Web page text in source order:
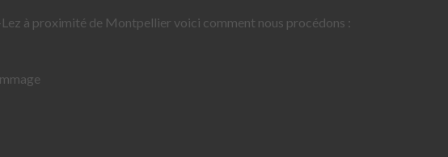
à proximité de Montpellier voici comment nous procédons :